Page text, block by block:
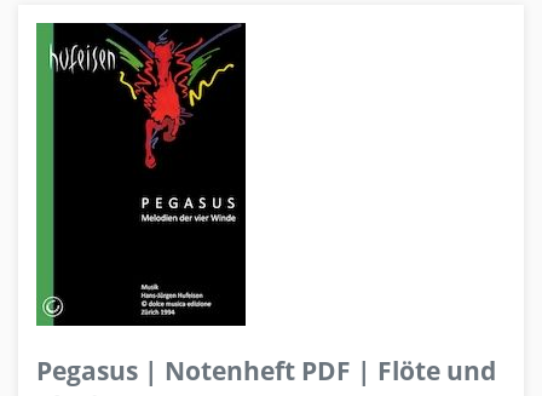
Pegasus | Notenheft PDF | Flöte und